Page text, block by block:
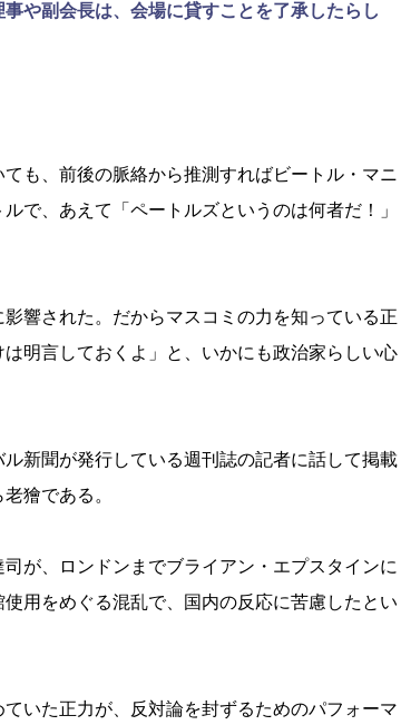
や副会長は、会場に貸すことを了承したらし
も、前後の脈絡から推測すればビートル・マニ
で、あえて「ペートルズというのは何者だ！」
響された。だからマスコミの力を知っている正
明言しておくよ」と、いかにも政治家らしい心
新聞が発行している週刊誌の記者に話して掲載
獪である。
が、ロンドンまでブライアン・エプスタインに
用をめぐる混乱で、国内の反応に苦慮したとい
いた正力が、反対論を封ずるためのパフォーマ